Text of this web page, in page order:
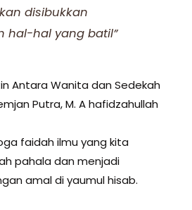
disibukkan
hal-hal yang batil”
Antara Wanita dan Sedekah
Putra, M. A hafidzahullah
faidah ilmu yang kita
pahala dan menjadi
amal di yaumul hisab.